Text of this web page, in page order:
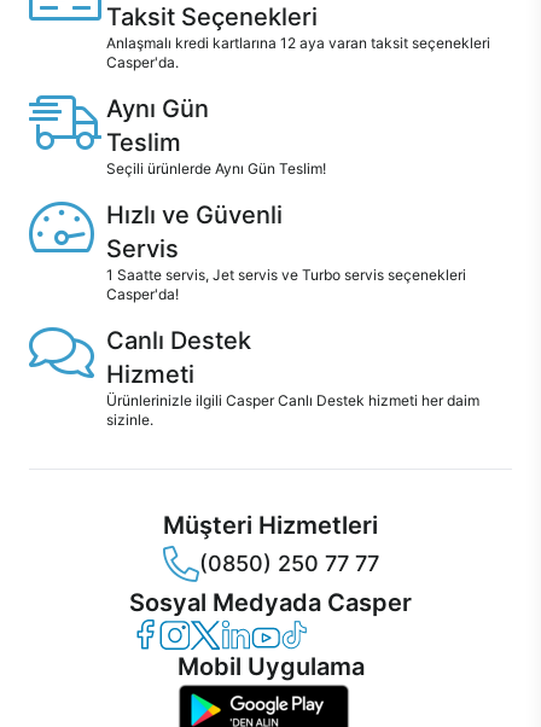
Taksit Seçenekleri
Anlaşmalı kredi kartlarına 12 aya varan taksit seçenekleri
Casper'da.
Aynı Gün
Teslim
Seçili ürünlerde Aynı Gün Teslim!
Hızlı ve Güvenli
Servis
1 Saatte servis, Jet servis ve Turbo servis seçenekleri
Casper'da!
Canlı Destek
Hizmeti
Ürünlerinizle ilgili Casper Canlı Destek hizmeti her daim
sizinle.
Müşteri Hizmetleri
(0850) 250 77 77
Sosyal Medyada Casper
Casper Facebook
Casper Instagram
Casper Twitter
Casper LinkedIn
Casper YouTube
Casper TikTok
Mobil Uygulama